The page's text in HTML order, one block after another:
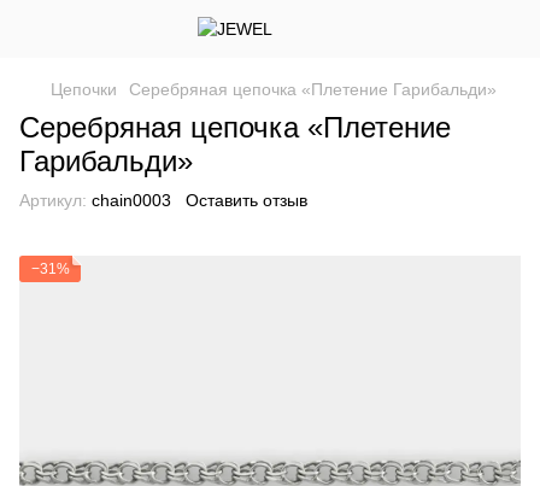
Цепочки Серебряная цепочка «Плетение Гарибальди»
Серебряная цепочка «Плетение
Гарибальди»
Артикул: chain0003 Оставить отзыв
−31%